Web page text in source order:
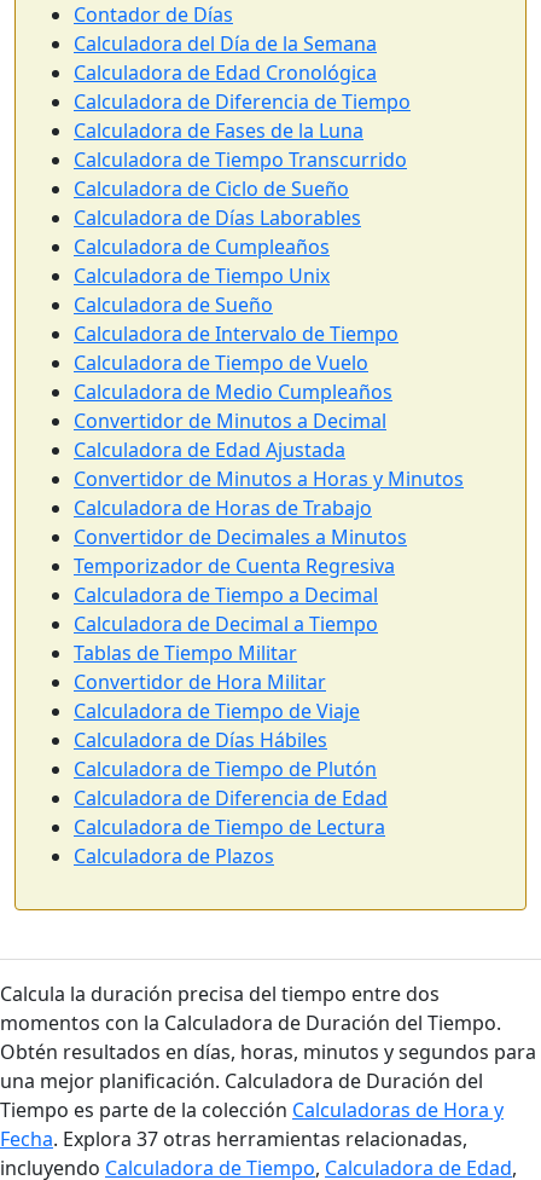
Contador de Días
Calculadora del Día de la Semana
Calculadora de Edad Cronológica
Calculadora de Diferencia de Tiempo
Calculadora de Fases de la Luna
Calculadora de Tiempo Transcurrido
Calculadora de Ciclo de Sueño
Calculadora de Días Laborables
Calculadora de Cumpleaños
Calculadora de Tiempo Unix
Calculadora de Sueño
Calculadora de Intervalo de Tiempo
Calculadora de Tiempo de Vuelo
Calculadora de Medio Cumpleaños
Convertidor de Minutos a Decimal
Calculadora de Edad Ajustada
Convertidor de Minutos a Horas y Minutos
Calculadora de Horas de Trabajo
Convertidor de Decimales a Minutos
Temporizador de Cuenta Regresiva
Calculadora de Tiempo a Decimal
Calculadora de Decimal a Tiempo
Tablas de Tiempo Militar
Convertidor de Hora Militar
Calculadora de Tiempo de Viaje
Calculadora de Días Hábiles
Calculadora de Tiempo de Plutón
Calculadora de Diferencia de Edad
Calculadora de Tiempo de Lectura
Calculadora de Plazos
Calcula la duración precisa del tiempo entre dos
momentos con la Calculadora de Duración del Tiempo.
Obtén resultados en días, horas, minutos y segundos para
una mejor planificación. Calculadora de Duración del
Tiempo es parte de la colección Calculadoras de Hora y
Fecha. Explora 37 otras herramientas relacionadas,
incluyendo Calculadora de Tiempo, Calculadora de Edad,